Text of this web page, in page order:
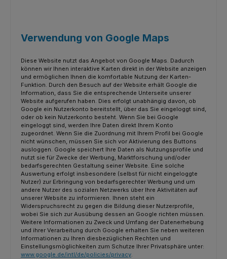
Verwendung von Google Maps
Diese Website nutzt das Angebot von Google Maps. Dadurch
können wir Ihnen interaktive Karten direkt in der Website anzeigen
und ermöglichen Ihnen die komfortable Nutzung der Karten-
Funktion. Durch den Besuch auf der Website erhält Google die
Information, dass Sie die entsprechende Unterseite unserer
Website aufgerufen haben. Dies erfolgt unabhängig davon, ob
Google ein Nutzerkonto bereitstellt, über das Sie eingeloggt sind,
oder ob kein Nutzerkonto besteht. Wenn Sie bei Google
eingeloggt sind, werden Ihre Daten direkt Ihrem Konto
zugeordnet. Wenn Sie die Zuordnung mit Ihrem Profil bei Google
nicht wünschen, müssen Sie sich vor Aktivierung des Buttons
ausloggen. Google speichert Ihre Daten als Nutzungsprofile und
nutzt sie für Zwecke der Werbung, Marktforschung und/oder
bedarfsgerechten Gestaltung seiner Website. Eine solche
Auswertung erfolgt insbesondere (selbst für nicht eingeloggte
Nutzer) zur Erbringung von bedarfsgerechter Werbung und um
andere Nutzer des sozialen Netzwerks über Ihre Aktivitäten auf
unserer Website zu informieren. Ihnen steht ein
Widerspruchsrecht zu gegen die Bildung dieser Nutzerprofile,
wobei Sie sich zur Ausübung dessen an Google richten müssen.
Weitere Informationen zu Zweck und Umfang der Datenerhebung
und ihrer Verarbeitung durch Google erhalten Sie neben weiteren
Informationen zu Ihren diesbezüglichen Rechten und
Einstellungsmöglichkeiten zum Schutze Ihrer Privatsphäre unter:
www.google.de/intl/de/policies/privacy.